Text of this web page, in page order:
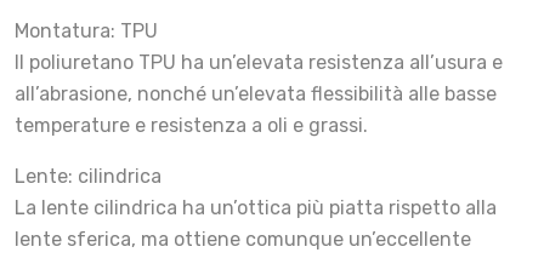
Montatura: TPU
Il poliuretano TPU ha un’elevata resistenza all’usura e
all’abrasione, nonché un’elevata flessibilità alle basse
temperature e resistenza a oli e grassi.
Lente: cilindrica
La lente cilindrica ha un’ottica più piatta rispetto alla
lente sferica, ma ottiene comunque un’eccellente